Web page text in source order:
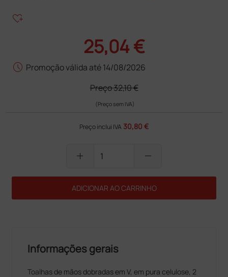
heart_plus
25,04 €
schedule Promoção válida até 14/08/2026
Preço32,10 €
(Preço sem IVA)
Preço inclui IVA 30,80 €
add remove
ADICIONAR AO CARRINHO
Informações gerais
Toalhas de mãos dobradas em V, em pura celulose, 2